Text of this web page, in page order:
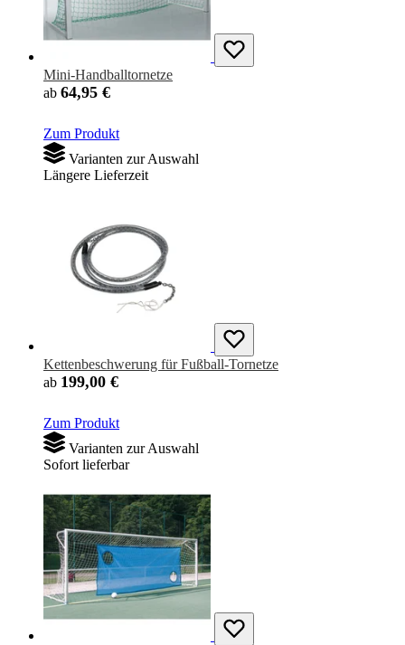
Mini-Handballtornetze
ab 64,95 €
Zum Produkt
Varianten zur Auswahl
Längere Lieferzeit
Kettenbeschwerung für Fußball-Tornetze
ab 199,00 €
Zum Produkt
Varianten zur Auswahl
Sofort lieferbar